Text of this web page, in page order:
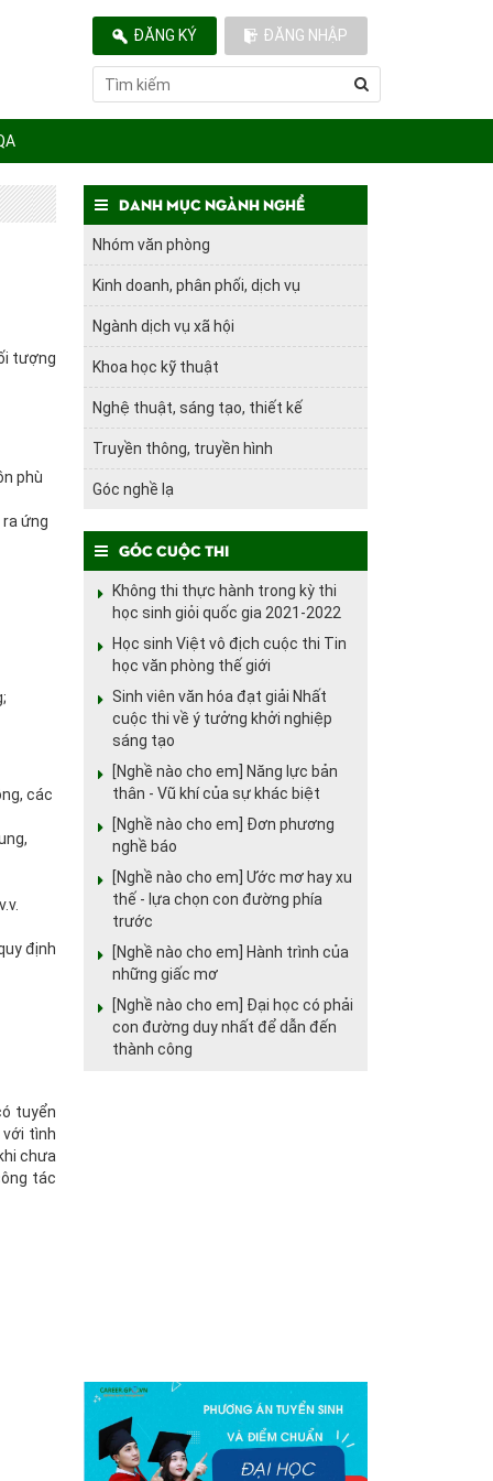
ĐĂNG KÝ ĐĂNG NHẬP
tượng
phù
ứng
các
định
tuyển
tình
chưa
tác
Danh mục ngành nghề
Nhóm văn phòng
Kinh doanh, phân phối, dịch vụ
Ngành dịch vụ xã hội
Khoa học kỹ thuật
Nghệ thuật, sáng tạo, thiết kế
Truyền thông, truyền hình
Góc nghề lạ
Góc cuộc thi
Không thi thực hành trong kỳ thi
học sinh giỏi quốc gia 2021-2022
Học sinh Việt vô địch cuộc thi Tin
học văn phòng thế giới
Sinh viên văn hóa đạt giải Nhất
cuộc thi về ý tưởng khởi nghiệp
sáng tạo
[Nghề nào cho em] Năng lực bản
thân - Vũ khí của sự khác biệt
[Nghề nào cho em] Đơn phương
nghề báo
[Nghề nào cho em] Ước mơ hay xu
thế - lựa chọn con đường phía
trước
[Nghề nào cho em] Hành trình của
những giấc mơ
[Nghề nào cho em] Đại học có phải
con đường duy nhất để dẫn đến
thành công